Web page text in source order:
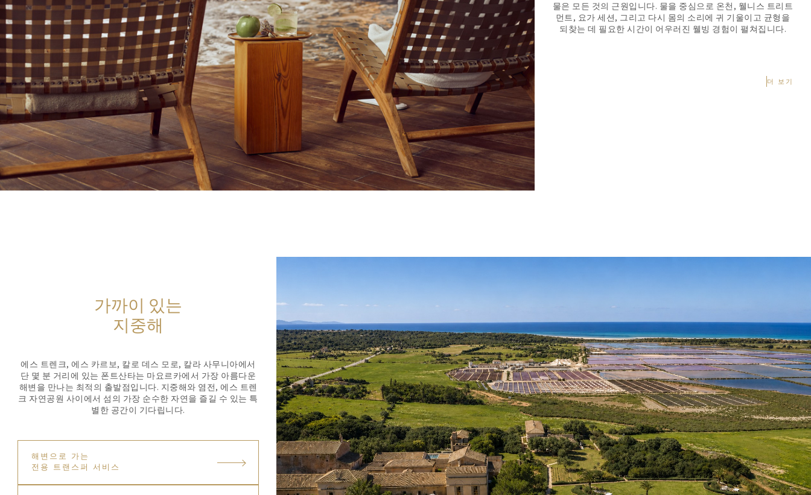
물은 모든 것의 근원입니다. 물을 중심으로 온천, 웰니스 트리트
먼트, 요가 세션, 그리고 다시 몸의 소리에 귀 기울이고 균형을
되찾는 데 필요한 시간이 어우러진 웰빙 경험이 펼쳐집니다.
더 보기
가까이 있는
지중해
에스 트렌크, 에스 카르보, 칼로 데스 모로, 칼라 사무니아에서
단 몇 분 거리에 있는 폰트산타는 마요르카에서 가장 아름다운
해변을 만나는 최적의 출발점입니다. 지중해와 염전, 에스 트렌
크 자연공원 사이에서 섬의 가장 순수한 자연을 즐길 수 있는 특
별한 공간이 기다립니다.
해변으로 가는
전용 트랜스퍼 서비스